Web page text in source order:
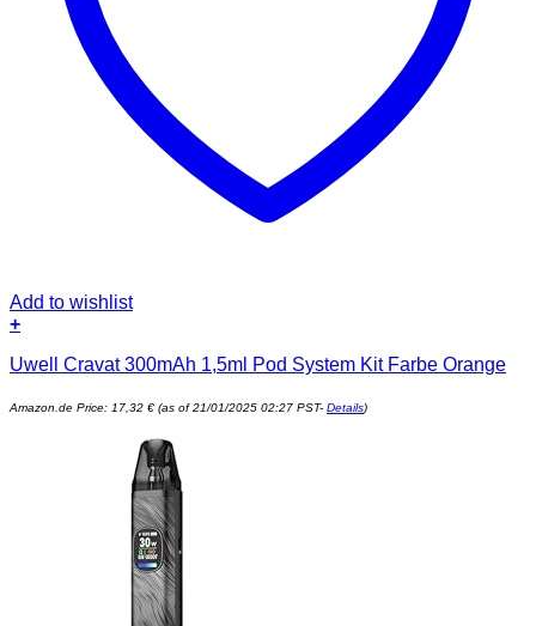
Add to wishlist
+
Uwell Cravat 300mAh 1,5ml Pod System Kit Farbe Orange
Amazon.de Price: 17,32 € (as of 21/01/2025 02:27 PST- Details)